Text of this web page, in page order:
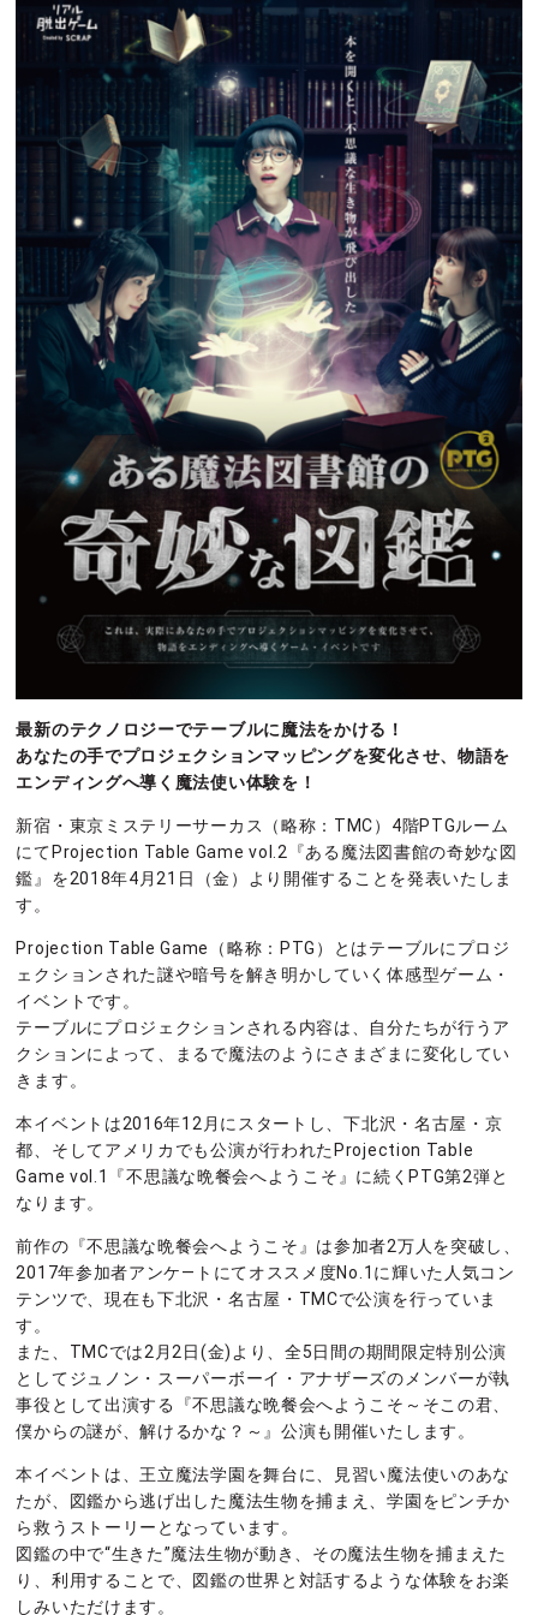
最新のテクノロジーでテーブルに魔法をかける！
あなたの手でプロジェクションマッピングを変化させ、物語を
エンディングへ導く魔法使い体験を！
新宿・東京ミステリーサーカス（略称：TMC）4階PTGルーム
にてProjection Table Game vol.2『ある魔法図書館の奇妙な図
鑑』を2018年4月21日（金）より開催することを発表いたしま
す。
Projection Table Game（略称：PTG）とはテーブルにプロジ
ェクションされた謎や暗号を解き明かしていく体感型ゲーム・
イベントです。
テーブルにプロジェクションされる内容は、自分たちが行うア
クションによって、まるで魔法のようにさまざまに変化してい
きます。
本イベントは2016年12月にスタートし、下北沢・名古屋・京
都、そしてアメリカでも公演が行われたProjection Table
Game vol.1『不思議な晩餐会へようこそ』に続くPTG第2弾と
なります。
前作の『不思議な晩餐会へようこそ』は参加者2万人を突破し、
2017年参加者アンケ―トにてオススメ度No.1に輝いた人気コン
テンツで、現在も下北沢・名古屋・TMCで公演を行っていま
す。
また、TMCでは2月2日(金)より、全5日間の期間限定特別公演
としてジュノン・スーパーボーイ・アナザーズのメンバーが執
事役として出演する『不思議な晩餐会へようこそ～そこの君、
僕からの謎が、解けるかな？～』公演も開催いたします。
本イベントは、王立魔法学園を舞台に、見習い魔法使いのあな
たが、図鑑から逃げ出した魔法生物を捕まえ、学園をピンチか
ら救うストーリーとなっています。
図鑑の中で“生きた”魔法生物が動き、その魔法生物を捕まえた
り、利用することで、図鑑の世界と対話するような体験をお楽
しみいただけます。